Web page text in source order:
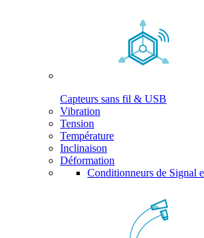
Capteurs sans fil & USB
Vibration
Tension
Température
Inclinaison
Déformation
Conditionneurs de Signal